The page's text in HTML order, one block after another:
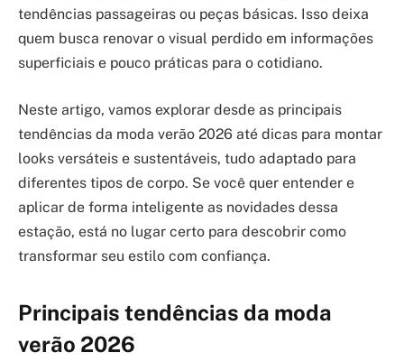
tendências passageiras ou peças básicas. Isso deixa
quem busca renovar o visual perdido em informações
superficiais e pouco práticas para o cotidiano.
Neste artigo, vamos explorar desde as principais
tendências da moda verão 2026 até dicas para montar
looks versáteis e sustentáveis, tudo adaptado para
diferentes tipos de corpo. Se você quer entender e
aplicar de forma inteligente as novidades dessa
estação, está no lugar certo para descobrir como
transformar seu estilo com confiança.
Principais tendências da moda
verão 2026